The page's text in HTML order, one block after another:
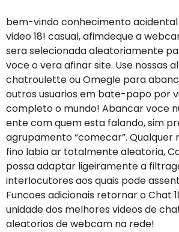
bem-vindo conhecimento
video 18! casual, afimdeque a
sera selecionada aleatoriamente
voce o vera afinar site. Use nossas
chatroulette ou Omegle para
outros usuarios em bate-papo por
completo o mundo! Abancar voce
ente com quem esta falando, sim
agrupamento “comecar”. Qualquer
fino labia ar totalmente aleatoria,
possa adaptar ligeiramente a
interlocutores aos quais pode
Funcoes adicionais retornar o Chat
unidade dos melhores videos de
aleatorios de webcam na rede!